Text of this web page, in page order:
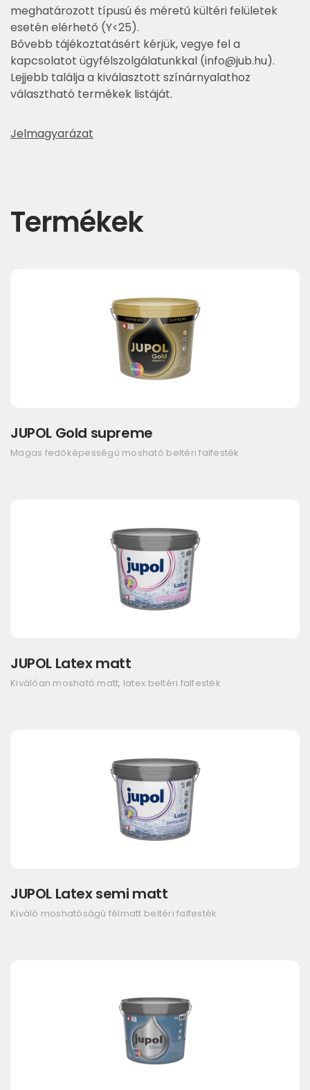
meghatározott típusú és méretű kültéri felületek
esetén elérhető (Y<25).
Bővebb tájékoztatásért kérjük, vegye fel a
kapcsolatot ügyfélszolgálatunkkal (info@jub.hu).
Lejjebb találja a kiválasztott színárnyalathoz
választható termékek listáját.
Jelmagyarázat
Termékek
JUPOL Gold supreme
Magas fedőképességű mosható beltéri falfesték
JUPOL Latex matt
Kiválóan mosható matt, latex beltéri falfesték
JUPOL Latex semi matt
Kiváló moshatóságú félmatt beltéri falfesték